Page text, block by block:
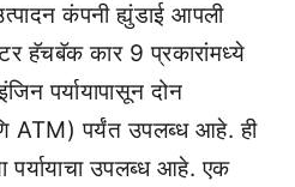
कंपनी ह्युंडाई आपली
हॅचबॅक कार 9 प्रकारांमध्ये
पर्यायापासून दोन
ATM) पर्यंत उपलब्ध आहे. ही
पर्यायाचा उपलब्ध आहे. एक